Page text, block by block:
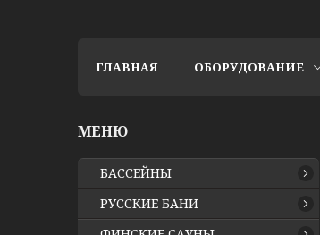
ГЛАВНАЯ ОБОРУДОВАНИЕ
БАССЕЙНЫ
РУССКИЕ БАНИ